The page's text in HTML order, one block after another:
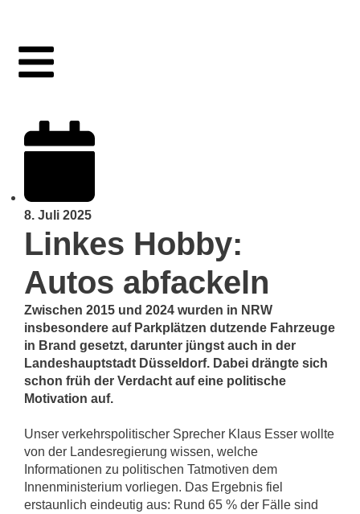
8. Juli 2025
Linkes Hobby:
Autos abfackeln
Zwischen 2015 und 2024 wurden in NRW
insbesondere auf Parkplätzen dutzende Fahrzeuge
in Brand gesetzt, darunter jüngst auch in der
Landeshauptstadt Düsseldorf. Dabei drängte sich
schon früh der Verdacht auf eine politische
Motivation auf.
Unser verkehrspolitischer Sprecher Klaus Esser wollte
von der Landesregierung wissen, welche
Informationen zu politischen Tatmotiven dem
Innenministerium vorliegen. Das Ergebnis fiel
erstaunlich eindeutig aus: Rund 65 % der Fälle sind